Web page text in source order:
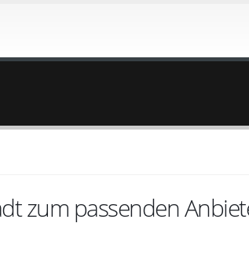
zum passenden